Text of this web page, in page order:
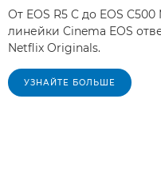
От EOS R5 C до EOS
линейки Cinema EOS
Netflix Originals.
УЗНАЙТЕ БОЛЬШЕ